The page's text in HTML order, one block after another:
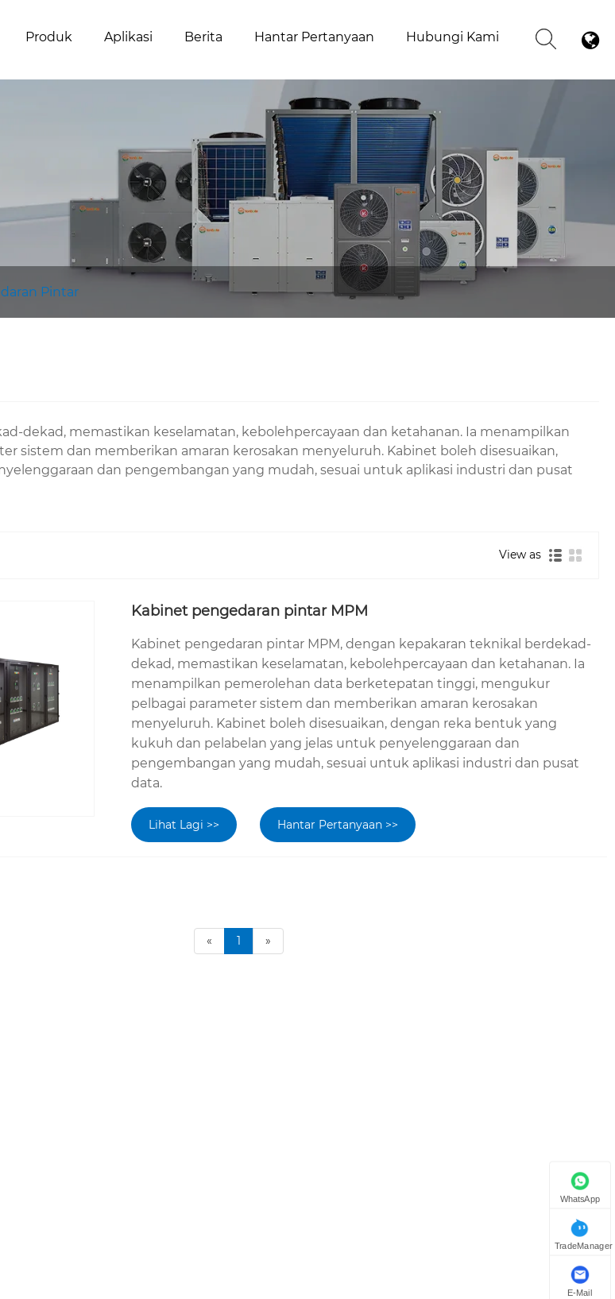
Produk Aplikasi Berita Hantar Pertanyaan Hubungi Kami
Pintar
dekad, memastikan keselamatan, kebolehpercayaan dan ketahanan. Ia menampilkan
sistem dan memberikan amaran kerosakan menyeluruh. Kabinet boleh disesuaikan,
dan pengembangan yang mudah, sesuai untuk aplikasi industri dan pusat
View as
Kabinet pengedaran pintar MPM
Kabinet pengedaran pintar MPM, dengan kepakaran teknikal berdekad-
dekad, memastikan keselamatan, kebolehpercayaan dan ketahanan. Ia
menampilkan pemerolehan data berketepatan tinggi, mengukur
pelbagai parameter sistem dan memberikan amaran kerosakan
menyeluruh. Kabinet boleh disesuaikan, dengan reka bentuk yang
kukuh dan pelabelan yang jelas untuk penyelenggaraan dan
pengembangan yang mudah, sesuai untuk aplikasi industri dan pusat
data.
Lihat Lagi >> Hantar Pertanyaan >>
« 1 »
WhatsApp
TradeManager
E-Mail